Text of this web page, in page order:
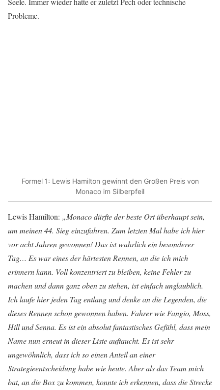
Probleme.
Formel 1: Lewis Hamilton gewinnt den Großen Preis von
Monaco im Silberpfeil
Lewis Hamilton: „Monaco dürfte der beste Ort überhaupt sein,
um meinen 44. Sieg einzufahren. Zum letzten Mal habe ich hier
vor acht Jahren gewonnen! Das ist wahrlich ein besonderer
Tag… Es war eines der härtesten Rennen, an die ich mich
erinnern kann. Voll konzentriert zu bleiben, keine Fehler zu
machen und dann ganz oben zu stehen, ist einfach unglaublich.
Ich laufe hier jeden Tag entlang und denke an die Legenden, die
dieses Rennen schon gewonnen haben. Fahrer wie Fangio, Moss,
Hill und Senna. Es ist ein absolut fantastisches Gefühl, dass mein
Name nun erneut in dieser Liste auftaucht. Es ist sehr
ungewöhnlich, dass ich so einen Anteil an einer
Strategieentscheidung habe wie heute. Aber als das Team mich
bat, an die Box zu kommen, konnte ich erkennen, dass die Strecke